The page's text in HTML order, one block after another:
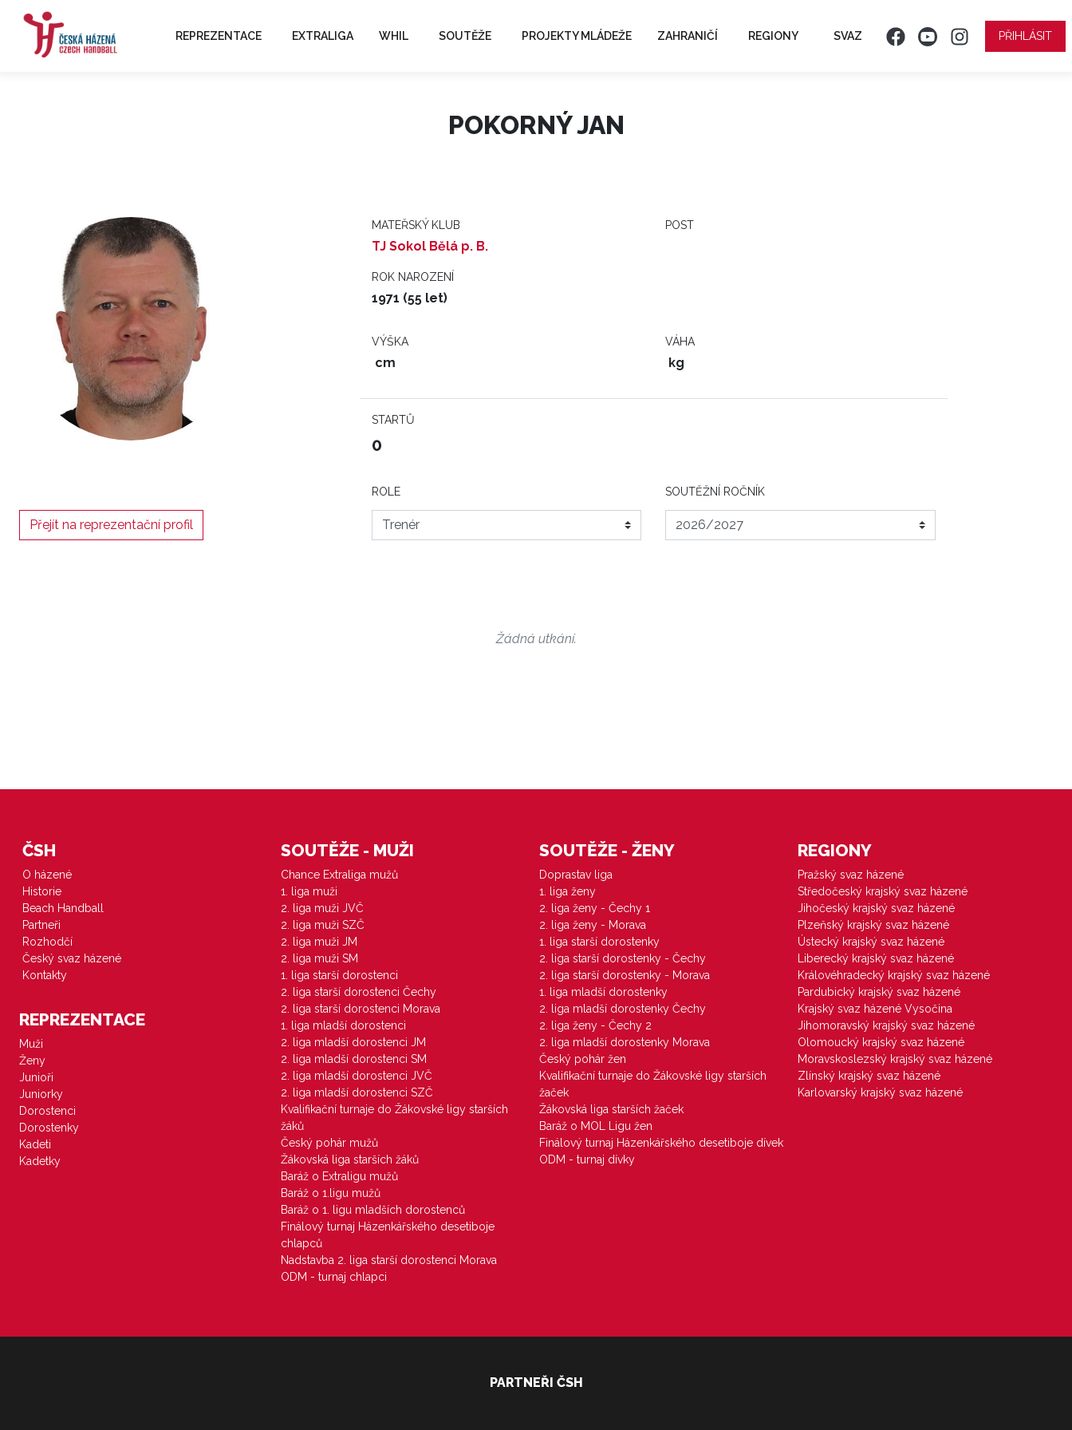
REPREZENTACE EXTRALIGA WHIL SOUTĚŽE PROJEKTY MLÁDEŽE ZAHRANIČÍ REGIONY SVAZ PŘIHLÁSIT
POKORNÝ JAN
MATEŘSKÝ KLUB
TJ Sokol Bělá p. B.
POST
ROK NAROZENÍ
1971 (55 let)
VÝŠKA
cm
VÁHA
kg
STARTŮ
0
Přejít na reprezentační profil
ROLE SOUTĚŽNÍ ROČNÍK
Žádná utkání.
ČSH
O házené
Historie
Beach Handball
Partneři
Rozhodčí
Český svaz házené
Kontakty
REPREZENTACE
Muži
Ženy
Junioři
Juniorky
Dorostenci
Dorostenky
Kadeti
Kadetky
SOUTĚŽE - MUŽI
Chance Extraliga mužů
1. liga muži
2. liga muži JVČ
2. liga muži SZČ
2. liga muži JM
2. liga muži SM
1. liga starší dorostenci
2. liga starší dorostenci Čechy
2. liga starší dorostenci Morava
1. liga mladší dorostenci
2. liga mladší dorostenci JM
2. liga mladší dorostenci SM
2. liga mladší dorostenci JVČ
2. liga mladší dorostenci SZČ
Kvalifikační turnaje do Žákovské ligy starších
žáků
Český pohár mužů
Žákovská liga starších žáků
Baráž o Extraligu mužů
Baráž o 1.ligu mužů
Baráž o 1. ligu mladších dorostenců
Finálový turnaj Házenkářského desetiboje
chlapců
Nadstavba 2. liga starší dorostenci Morava
ODM - turnaj chlapci
SOUTĚŽE - ŽENY
Doprastav liga
1. liga ženy
2. liga ženy - Čechy 1
2. liga ženy - Morava
1. liga starší dorostenky
2. liga starší dorostenky - Čechy
2. liga starší dorostenky - Morava
1. liga mladší dorostenky
2. liga mladší dorostenky Čechy
2. liga ženy - Čechy 2
2. liga mladší dorostenky Morava
Český pohár žen
Kvalifikační turnaje do Žákovské ligy starších
žaček
Žákovská liga starších žaček
Baráž o MOL Ligu žen
Finálový turnaj Házenkářského desetiboje dívek
ODM - turnaj dívky
REGIONY
Pražský svaz házené
Středočeský krajský svaz házené
Jihočeský krajský svaz házené
Plzeňský krajský svaz házené
Ústecký krajský svaz házené
Liberecký krajský svaz házené
Královéhradecký krajský svaz házené
Pardubický krajský svaz házené
Krajský svaz házené Vysočina
Jihomoravský krajský svaz házené
Olomoucký krajský svaz házené
Moravskoslezský krajský svaz házené
Zlínský krajský svaz házené
Karlovarský krajský svaz házené
PARTNEŘI ČSH